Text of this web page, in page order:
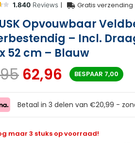
| Gratis verzending
Opvouwbaar
– Incl.
52 cm – Blauw
62,96 BESPAAR 7,00
Betaal in 3 delen van €20,99 -
maar 3 stuks op voorraad!